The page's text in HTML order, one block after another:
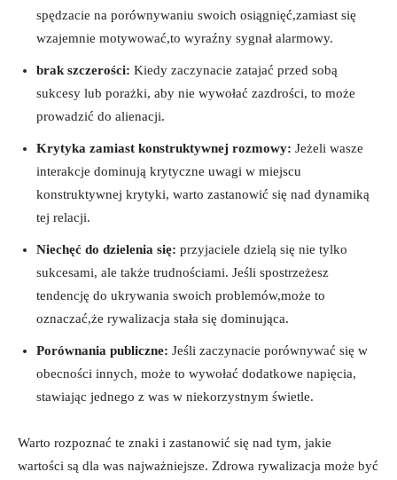
spędzacie na‍ porównywaniu swoich osiągnięć,zamiast się
wzajemnie motywować,to wyraźny sygnał ​alarmowy.
brak‍ szczerości: Kiedy​ zaczynacie zatajać przed sobą
sukcesy lub porażki, aby nie wywołać zazdrości,‍ to może
⁣prowadzić do​ alienacji.
Krytyka zamiast konstruktywnej rozmowy: Jeżeli wasze⁣
interakcje dominują ⁣krytyczne uwagi ⁤w miejscu
konstruktywnej krytyki, warto zastanowić się nad dynamiką⁣
tej⁣ relacji.
Niechęć⁢ do dzielenia ⁣się: przyjaciele ⁤dzielą się nie tylko
sukcesami, ale także trudnościami. Jeśli spostrzeżesz
tendencję ⁢do ukrywania swoich problemów,może to ​
oznaczać,że rywalizacja stała się dominująca.
Porównania publiczne: Jeśli zaczynacie‍ porównywać ⁤się w
obecności innych, może to ‍wywołać⁣ dodatkowe napięcia,
stawiając jednego z was⁣ w niekorzystnym świetle.
Warto rozpoznać‍ te znaki i zastanowić się ‍nad tym, jakie
wartości są dla ‌was najważniejsze. ‍Zdrowa rywalizacja ‌może być